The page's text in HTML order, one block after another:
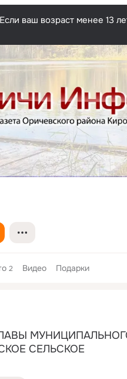
ваш возраст менее 13
2 Видео Подарки
СЕЛЬСКОЕ